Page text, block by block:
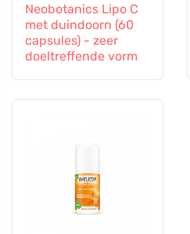
Neobotanics Lipo C
met duindoorn (60
capsules) - zeer
doeltreffende vorm